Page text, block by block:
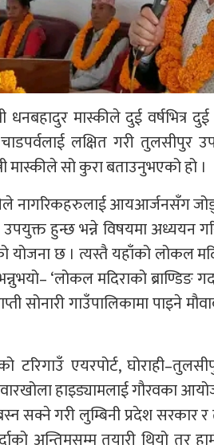
धनबहादुर मास्कीले दुई वर्षभित्र
लक्षित गरी तुलसीपुर
मास्कीले सो कुरा बताउनुभएको हो ।
नागरिकहरुलाई आयआर्जनसँग
हुन्छ भन्ने विषयमा अध्ययन
योजना छ । त्यस्तै यहाँको लोकल
‘लोकल मदिराको ब्राण्डिङ
गाउँपालिकामा पाइने
टरिगाउँ एयरपोर्ट,
हाइड्यामलाई गौरवका
सक्ने गरी लुम्बिनी प्रदेश